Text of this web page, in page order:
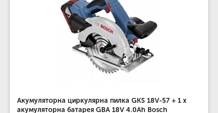
Акумуляторна циркулярна пилка GKS 18V-57 + 1 x
акумуляторна батарея GBA 18V 4.0Ah Bosch